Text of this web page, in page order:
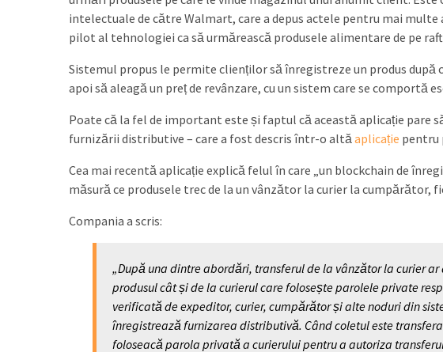
intelectuale de către Walmart, care a depus actele pentru mai
pilot al tehnologiei ca să urmărească produsele alimentare de pe
Sistemul propus le permite clienților să înregistreze un produs
apoi să aleagă un preț de revânzare, cu un sistem care se comportă
Poate că la fel de important este și faptul că această aplicație pare
furnizării distributive – care a fost descris într-o altăaplicație pentru
Cea mai recentă aplicație explică felul în care „un blockchain de
măsură ce produsele trec de la un vânzător la curier la cumpărător,
Compania a scris:
„După una dintre abordări, transferul de la vânzător la curier
produsul cât și de la curierul care folosește parolele private
verificată de expeditor, curier, cumpărător și alte noduri din
înregistrează furnizarea distributivă. Când coletul este
foloseacă parola privată a curierului pentru a autoriza